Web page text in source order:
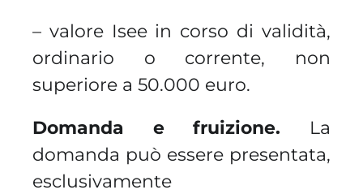
– valore Isee in corso di validità,
ordinario o corrente, non
superiore a 50.000 euro.
Domanda e fruizione. La
domanda può essere presentata,
esclusivamente